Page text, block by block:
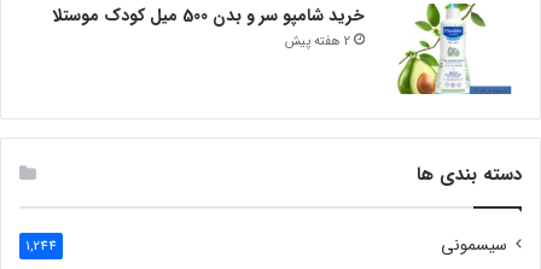
خرید شامپو سر و بدن 500 میل کودک موستلا
2 هفته پیش
دسته بندی ها
سیسمونی 1,244